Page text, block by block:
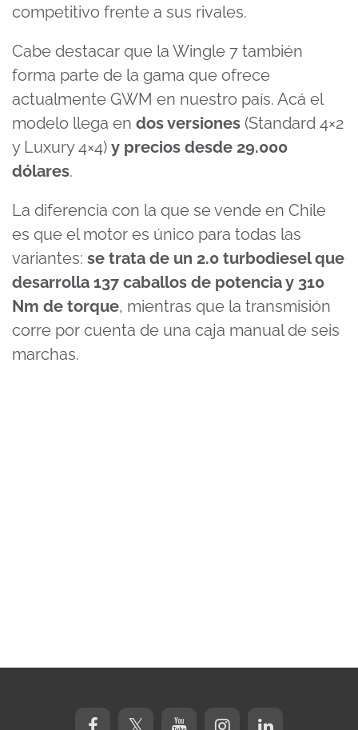
competitivo frente a sus rivales.
Cabe destacar que la Wingle 7 también
forma parte de la gama que ofrece
actualmente GWM en nuestro país. Acá el
modelo llega en dos versiones (Standard 4×2
y Luxury 4×4) y precios desde 29.000
dólares.
La diferencia con la que se vende en Chile
es que el motor es único para todas las
variantes: se trata de un 2.0 turbodiesel que
desarrolla 137 caballos de potencia y 310
Nm de torque, mientras que la transmisión
corre por cuenta de una caja manual de seis
marchas.